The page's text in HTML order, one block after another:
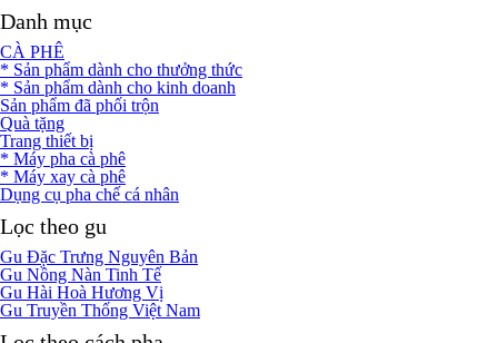
Danh mục
CÀ PHÊ
* Sản phẩm dành cho thưởng thức
* Sản phẩm dành cho kinh doanh
Sản phẩm đã phối trộn
Quà tặng
Trang thiết bị
* Máy pha cà phê
* Máy xay cà phê
Dụng cụ pha chế cá nhân
Lọc theo gu
Gu Đặc Trưng Nguyên Bản
Gu Nồng Nàn Tinh Tế
Gu Hài Hoà Hương Vị
Gu Truyền Thống Việt Nam